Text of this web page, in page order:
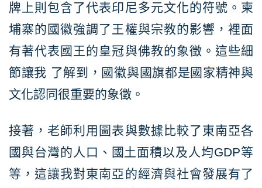
牌上則包含了代表印尼多元文化的符號。柬
埔寨的國徽強調了王權與宗教的影響，裡面
有著代表國王的皇冠與佛教的象徵。這些細
節讓我 了解到，國徽與國旗都是國家精神與
文化認同很重要的象徵。
接著，老師利用圖表與數據比較了東南亞各
國與台灣的人口、國土面積以及人均GDP等
等，這讓我對東南亞的經濟與社會發展有了